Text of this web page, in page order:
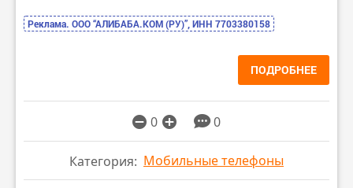
Реклама. ООО “АЛИБАБА.КОМ (РУ)”, ИНН 7703380158
ПОДРОБНЕЕ
0 0
Категория: Мобильные телефоны